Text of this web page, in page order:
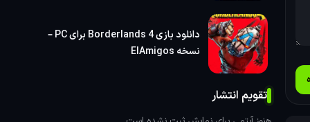
دانلود بازی Borderlands 4 برای PC –
نسخه ElAmigos
تقویم انتشار